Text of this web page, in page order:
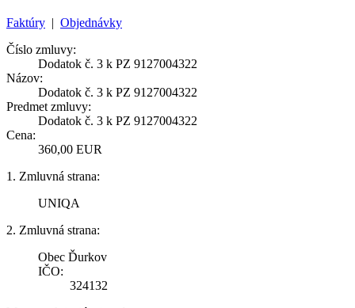
Faktúry | Objednávky
Číslo zmluvy:
Dodatok č. 3 k PZ 9127004322
Názov:
Dodatok č. 3 k PZ 9127004322
Predmet zmluvy:
Dodatok č. 3 k PZ 9127004322
Cena:
360,00 EUR
1. Zmluvná strana:
UNIQA
2. Zmluvná strana:
Obec Ďurkov
IČO:
324132